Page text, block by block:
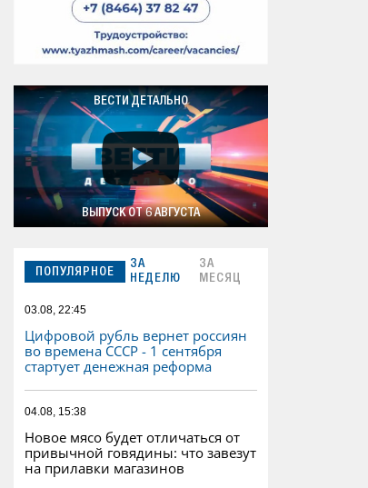
ВЕСТИ ДЕТАЛЬНО
ВЫПУСК ОТ 6 АВГУСТА
ПОПУЛЯРНОЕ
ЗА
НЕДЕЛЮ
ЗА
МЕСЯЦ
03.08, 22:45
Цифровой рубль вернет россиян
во времена СССР - 1 сентября
стартует денежная реформа
04.08, 15:38
Новое мясо будет отличаться от
привычной говядины: что завезут
на прилавки магазинов